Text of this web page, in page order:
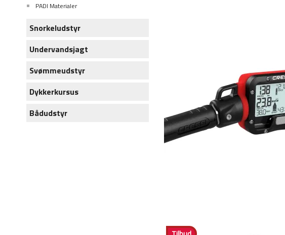
PADI Materialer
Snorkeludstyr
Undervandsjagt
Svømmeudstyr
Dykkerkursus
Bådudstyr